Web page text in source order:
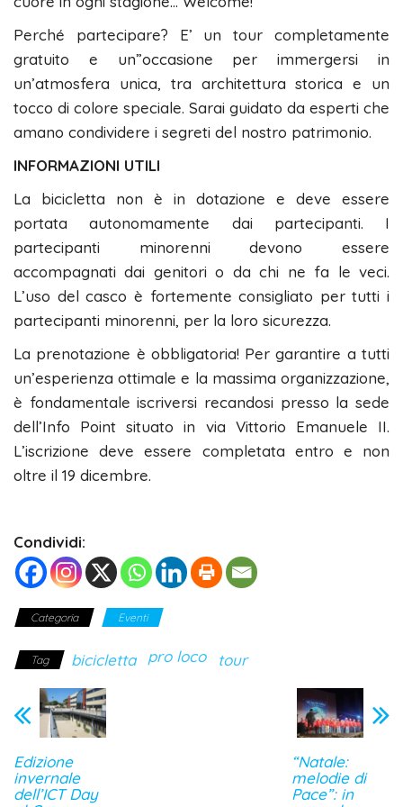
Perché partecipare? E’ un tour completamente
gratuito e un”occasione per immergersi in
un’atmosfera unica, tra architettura storica e un
tocco di colore speciale. Sarai guidato da esperti che
amano condividere i segreti del nostro patrimonio.
INFORMAZIONI UTILI
La bicicletta non è in dotazione e deve essere
portata autonomamente dai partecipanti. I
partecipanti minorenni devono essere
accompagnati dai genitori o da chi ne fa le veci.
L’uso del casco è fortemente consigliato per tutti i
partecipanti minorenni, per la loro sicurezza.
La prenotazione è obbligatoria! Per garantire a tutti
un’esperienza ottimale e la massima organizzazione,
è fondamentale iscriversi recandosi presso la sede
dell’Info Point situato in via Vittorio Emanuele II.
L’iscrizione deve essere completata entro e non
oltre il 19 dicembre.
Condividi:
Categoria Eventi
Tag bicicletta pro loco tour
Edizione
invernale
dell’ICT Day
“Natale:
melodie di
Pace”: in